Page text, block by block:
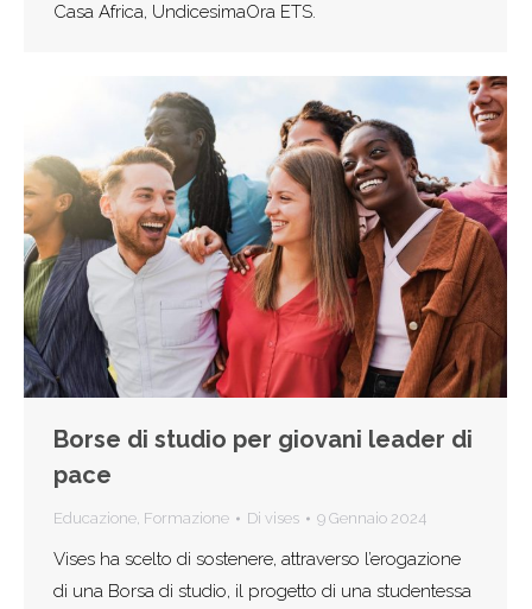
Casa Africa, UndicesimaOra ETS.
Borse di studio per giovani leader di
pace
Educazione, Formazione Di vises 9 Gennaio 2024
Vises ha scelto di sostenere, attraverso l’erogazione
di una Borsa di studio, il progetto di una studentessa